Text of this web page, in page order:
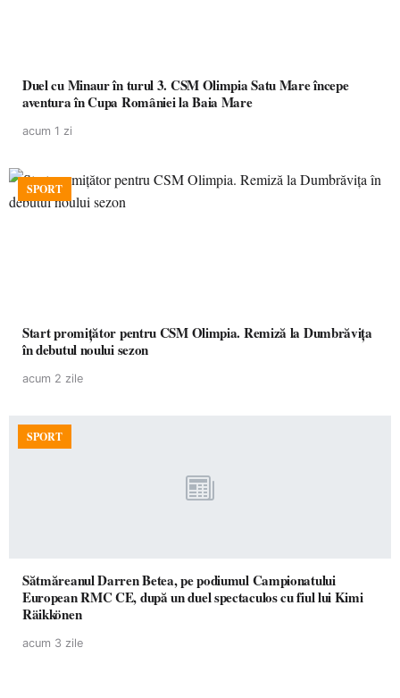
Duel cu Minaur în turul 3. CSM Olimpia Satu Mare începe
aventura în Cupa României la Baia Mare
acum 1 zi
SPORT
Start promițător pentru CSM Olimpia. Remiză la Dumbrăvița
în debutul noului sezon
acum 2 zile
SPORT
Sătmăreanul Darren Betea, pe podiumul Campionatului
European RMC CE, după un duel spectaculos cu fiul lui Kimi
Räikkönen
acum 3 zile